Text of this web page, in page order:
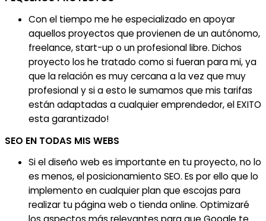
Con el tiempo me he especializado en apoyar
aquellos proyectos que provienen de un autónomo,
freelance, start-up o un profesional libre. Dichos
proyecto los he tratado como si fueran para mi, ya
que la relación es muy cercana a la vez que muy
profesional y si a esto le sumamos que mis tarifas
están adaptadas a cualquier emprendedor, el EXITO
esta garantizado!
SEO EN TODAS MIS WEBS
Si el diseño web es importante en tu proyecto, no lo
es menos, el posicionamiento SEO. Es por ello que lo
implemento en cualquier plan que escojas para
realizar tu página web o tienda online. Optimizaré